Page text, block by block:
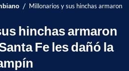
/ Millonarios y sus hinchas armaron
hinchas armaron
Fe les dañó la